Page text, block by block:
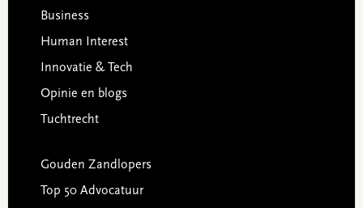
Business
Human Interest
Innovatie & Tech
Opinie en blogs
Tuchtrecht
Gouden Zandlopers
Top 50 Advocatuur